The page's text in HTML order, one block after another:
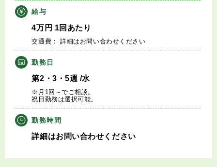
データで見る医師の平均年収
医師に役立つ取材記事
大学医局紹介
給与
4万円 1回あたり
交通費： 詳細はお問い合わせください
勤務日
第2・3・5週 /水
※月1回～でご相談。
祝日勤務は選択可能。
勤務時間
詳細はお問い合わせください